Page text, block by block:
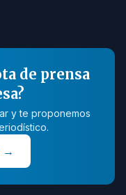
de prensa
y te proponemos
→